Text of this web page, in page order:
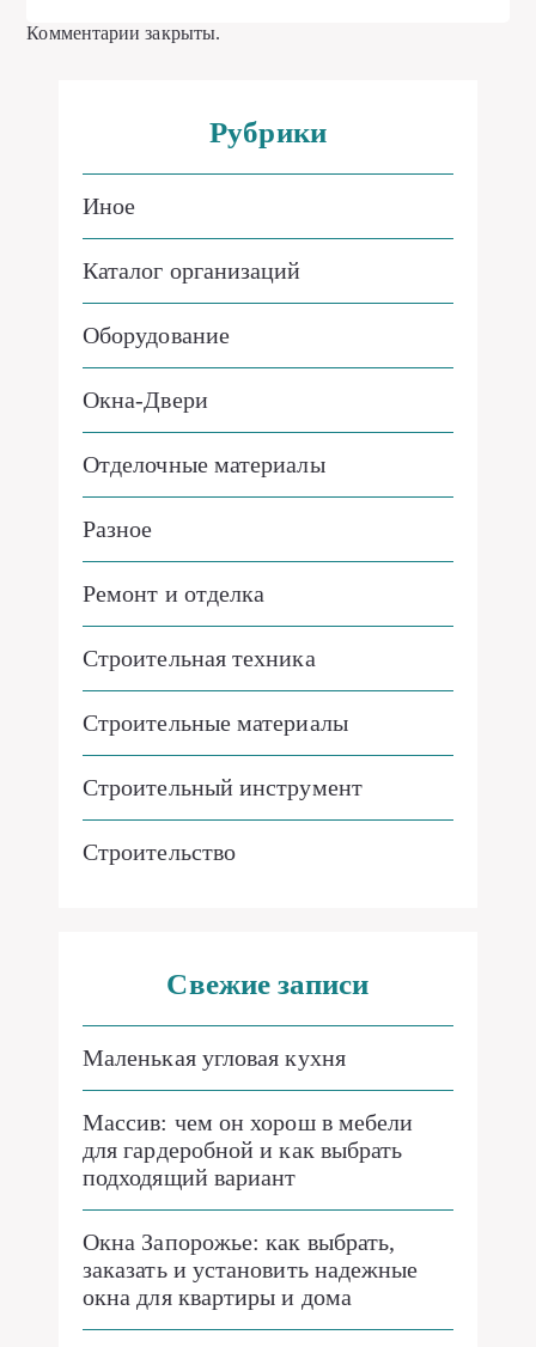
Комментарии закрыты.
Рубрики
Иное
Каталог организаций
Оборудование
Окна-Двери
Отделочные материалы
Разное
Ремонт и отделка
Строительная техника
Строительные материалы
Строительный инструмент
Строительство
Свежие записи
Маленькая угловая кухня
Массив: чем он хорош в мебели
для гардеробной и как выбрать
подходящий вариант
Окна Запорожье: как выбрать,
заказать и установить надежные
окна для квартиры и дома